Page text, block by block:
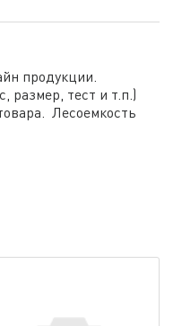
продукции.
размер, тест и т.п.)
Лесоемкость